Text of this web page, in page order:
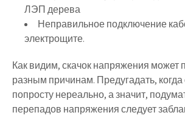
ЛЭП дерева
Неправильное подключение
электрощите.
Как видим, скачок напряжения может
разным причинам. Предугадать, когда
попросту нереально, а значит,
перепадов напряжения следует